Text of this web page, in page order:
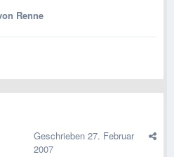
Renne
Geschrieben 27. Februar
2007